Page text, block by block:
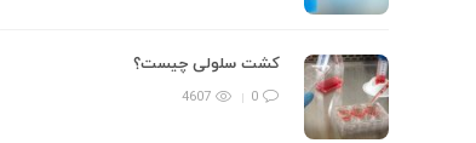
کشت سلولی چیست؟
0
4607